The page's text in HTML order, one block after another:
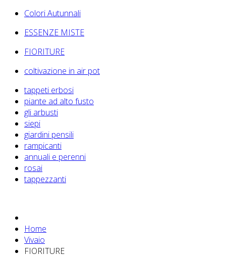
Colori Autunnali
ESSENZE MISTE
FIORITURE
coltivazione in air pot
tappeti erbosi
piante ad alto fusto
gli arbusti
siepi
giardini pensili
rampicanti
annuali e perenni
rosai
tappezzanti
Home
Vivaio
FIORITURE